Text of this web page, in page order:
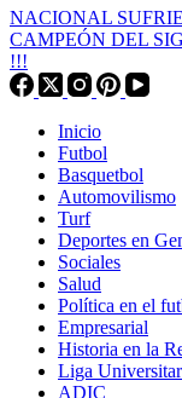
NACIONAL
CAMPEÓN DEL
!!!
Inicio
Futbol
Basquetbol
Automovilismo
Turf
Deportes en
Sociales
Salud
Política en el
Empresarial
Historia en la
Liga
ADIC